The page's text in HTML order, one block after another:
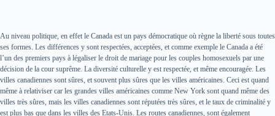
Au niveau politique, en effet le Canada est un pays démocratique où règne la liberté sous toutes
ses formes. Les différences y sont respectées, acceptées, et comme exemple le Canada a été
l’un des premiers pays à légaliser le droit de mariage pour les couples homosexuels par une
décision de la cour suprême. La diversité culturelle y est respectée, et même encouragée. Les
villes canadiennes sont sûres, et souvent plus sûres que les villes américaines. Ceci est quand
même à relativiser car les grandes villes américaines comme New York sont quand même des
villes très sûres, mais les villes canadiennes sont réputées très sûres, et le taux de criminalité y
est plus bas que dans les villes des Etats-Unis. Les routes canadiennes, sont également